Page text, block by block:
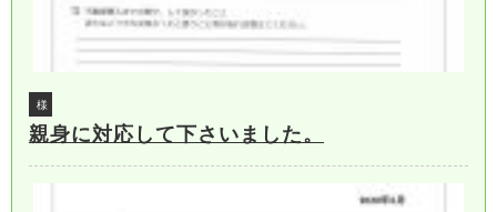
様
親身に対応して下さいました。